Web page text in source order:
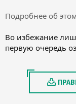
Подробнее об
Во избежание
первую очередь